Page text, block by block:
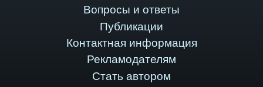
Вопросы и ответы
Публикации
Контактная информация
Рекламодателям
Стать автором